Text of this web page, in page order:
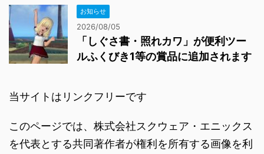
お知らせ
2026/08/05
「しぐさ書・照れカワ」が便利ツー
ルふくびき1等の賞品に追加されます
当サイトはリンクフリーです
このページでは、株式会社スクウェア・エニックス
を代表とする共同著作者が権利を所有する画像を利